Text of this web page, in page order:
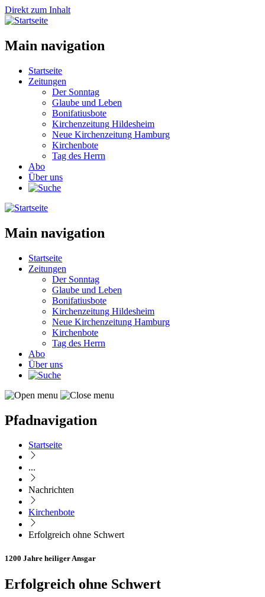
Direkt zum Inhalt
Main navigation
Startseite
Zeitungen
Der Sonntag
Glaube und Leben
Bonifatiusbote
Kirchenzeitung Hildesheim
Neue Kirchenzeitung Hamburg
Kirchenbote
Tag des Herrn
Abo
Über uns
Main navigation
Startseite
Zeitungen
Der Sonntag
Glaube und Leben
Bonifatiusbote
Kirchenzeitung Hildesheim
Neue Kirchenzeitung Hamburg
Kirchenbote
Tag des Herrn
Abo
Über uns
Pfadnavigation
Startseite
...
Nachrichten
Kirchenbote
Erfolgreich ohne Schwert
1200 Jahre heiliger Ansgar
Erfolgreich ohne Schwert